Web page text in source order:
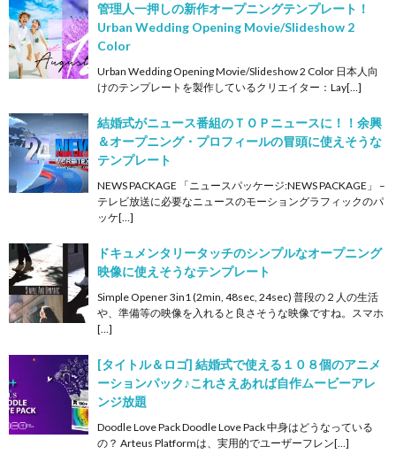
管理人一押しの新作オープニングテンプレート！
Urban Wedding Opening Movie/Slideshow 2
Color
Urban Wedding Opening Movie/Slideshow 2 Color 日本人向
けのテンプレートを製作しているクリエイター：Lay[…]
結婚式がニュース番組のＴＯＰニュースに！！余興
＆オープニング・プロフィールの冒頭に使えそうな
テンプレート
NEWS PACKAGE 「ニュースパッケージ:NEWS PACKAGE」 –
テレビ放送に必要なニュースのモーショングラフィックのパ
ッケ[…]
ドキュメンタリータッチのシンプルなオープニング
映像に使えそうなテンプレート
Simple Opener 3in1 (2min, 48sec, 24sec) 普段の２人の生活
や、準備等の映像を入れると良さそうな映像ですね。スマホ
[…]
[タイトル＆ロゴ] 結婚式で使える１０８個のアニメ
ーションパック♪これさえあれば自作ムービーアレ
ンジ放題
Doodle Love Pack Doodle Love Pack 中身はどうなっている
の？ Arteus Platformは、実用的でユーザーフレン[…]